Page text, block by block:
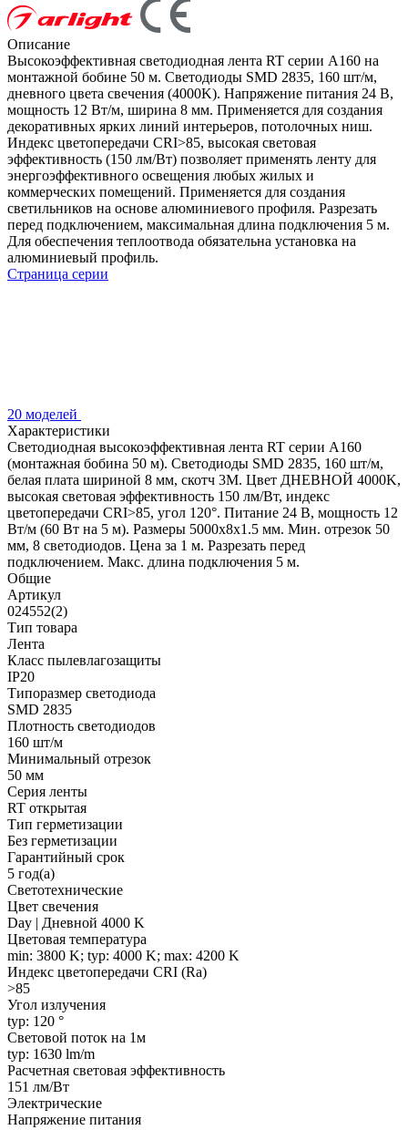
Описание
Высокоэффективная светодиодная лента RT серии A160 на
монтажной бобине 50 м. Светодиоды SMD 2835, 160 шт/м,
дневного цвета свечения (4000K). Напряжение питания 24 В,
мощность 12 Вт/м, ширина 8 мм. Применяется для создания
декоративных ярких линий интерьеров, потолочных ниш.
Индекс цветопередачи CRI>85, высокая световая
эффективность (150 лм/Вт) позволяет применять ленту для
энергоэффективного освещения любых жилых и
коммерческих помещений. Применяется для создания
светильников на основе алюминиевого профиля. Разрезать
перед подключением, максимальная длина подключения 5 м.
Для обеспечения теплоотвода обязательна установка на
алюминиевый профиль.
Страница серии
20 моделей
Характеристики
Светодиодная высокоэффективная лента RT серии A160
(монтажная бобина 50 м). Светодиоды SMD 2835, 160 шт/м,
белая плата шириной 8 мм, скотч 3M. Цвет ДНЕВНОЙ 4000K,
высокая световая эффективность 150 лм/Вт, индекс
цветопередачи CRI>85, угол 120°. Питание 24 В, мощность 12
Вт/м (60 Вт на 5 м). Размеры 5000x8x1.5 мм. Мин. отрезок 50
мм, 8 светодиодов. Цена за 1 м. Разрезать перед
подключением. Макс. длина подключения 5 м.
Общие
Артикул
024552(2)
Тип товара
Лента
Класс пылевлагозащиты
IP20
Типоразмер светодиода
SMD 2835
Плотность светодиодов
160 шт/м
Минимальный отрезок
50 мм
Серия ленты
RT открытая
Тип герметизации
Без герметизации
Гарантийный срок
5 год(а)
Светотехнические
Цвет свечения
Day | Дневной 4000 K
Цветовая температура
min: 3800 K; typ: 4000 K; max: 4200 K
Индекс цветопередачи CRI (Ra)
>85
Угол излучения
typ: 120 °
Световой поток на 1м
typ: 1630 lm/m
Расчетная световая эффективность
151 лм/Вт
Электрические
Напряжение питания